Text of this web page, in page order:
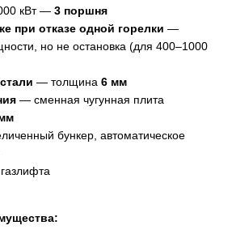
кВт — 3 поршня
при отказе одной горелки —
но не остановка (для 400–1000
— толщина 6 мм
— сменная чугунная плита
бункер, автоматическое